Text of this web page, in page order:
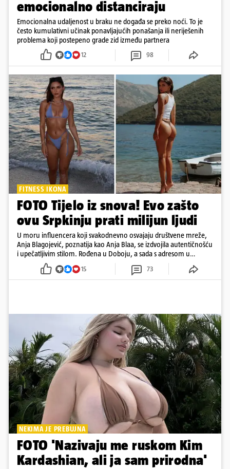
emocionalno distanciraju
Emocionalna udaljenost u braku ne događa se preko noći. To je
često kumulativni učinak ponavljajućih ponašanja ili neriješenih
problema koji postepeno grade zid između partnera
12 98
FITNESS IKONA
FOTO Tijelo iz snova! Evo zašto
ovu Srpkinju prati milijun ljudi
U moru influencera koji svakodnevno osvajaju društvene mreže,
Anja Blagojević, poznatija kao Anja Blaa, se izdvojila autentičnošću
i upečatljivim stilom. Rođena u Doboju, a sada s adresom u
Dubaiju, Anja je spoj glamura, discipline i mladenačke energije
15 73
NEKIMA JE PREBUJNA
FOTO 'Nazivaju me ruskom Kim
Kardashian, ali ja sam prirodna'